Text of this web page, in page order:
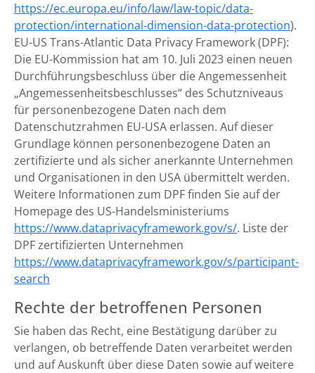
https://ec.europa.eu/info/law/law-topic/data-
protection/international-dimension-data-protection).
EU-US Trans-Atlantic Data Privacy Framework (DPF):
Die EU-Kommission hat am 10. Juli 2023 einen neuen
Durchführungsbeschluss über die Angemessenheit
„Angemessenheitsbeschlusses“ des Schutzniveaus
für personenbezogene Daten nach dem
Datenschutzrahmen EU-USA erlassen. Auf dieser
Grundlage können personenbezogene Daten an
zertifizierte und als sicher anerkannte Unternehmen
und Organisationen in den USA übermittelt werden.
Weitere Informationen zum DPF finden Sie auf der
Homepage des US-Handelsministeriums
https://www.dataprivacyframework.gov/s/. Liste der
DPF zertifizierten Unternehmen
https://www.dataprivacyframework.gov/s/participant-
search
Rechte der betroffenen Personen
Sie haben das Recht, eine Bestätigung darüber zu
verlangen, ob betreffende Daten verarbeitet werden
und auf Auskunft über diese Daten sowie auf weitere